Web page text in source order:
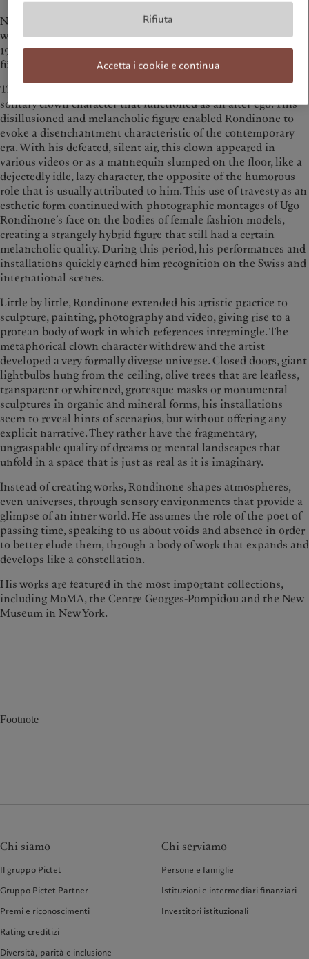
Prix Pictet
Now a New York resident for over ten years, Ugo Rondinone
was born in Brunnen, in the canton of Schwyz, in 1964. From
1986 to 1990 he studied fine arts in Vienna at the Hochschule
für Angewandte Kunst.
The artist then regularly made appearances in the guise of a
solitary clown character that functioned as an alter ego. This
disillusioned and melancholic figure enabled Rondinone to
evoke a disenchantment characteristic of the contemporary
era. With his defeated, silent air, this clown appeared in
various videos or as a mannequin slumped on the floor, like a
dejectedly idle, lazy character, the opposite of the humorous
role that is usually attributed to him. This use of travesty as an
esthetic form continued with photographic montages of Ugo
Rondinone’s face on the bodies of female fashion models,
creating a strangely hybrid figure that still had a certain
melancholic quality. During this period, his performances and
installations quickly earned him recognition on the Swiss and
international scenes.
Little by little, Rondinone extended his artistic practice to
sculpture, painting, photography and video, giving rise to a
protean body of work in which references intermingle. The
metaphorical clown character withdrew and the artist
developed a very formally diverse universe. Closed doors, giant
lightbulbs hung from the ceiling, olive trees that are leafless,
transparent or whitened, grotesque masks or monumental
sculptures in organic and mineral forms, his installations
seem to reveal hints of scenarios, but without offering any
explicit narrative. They rather have the fragmentary,
ungraspable quality of dreams or mental landscapes that
unfold in a space that is just as real as it is imaginary.
Instead of creating works, Rondinone shapes atmospheres,
even universes, through sensory environments that provide a
glimpse of an inner world. He assumes the role of the poet of
passing time, speaking to us about voids and absence in order
to better elude them, through a body of work that expands and
develops like a constellation.
His works are featured in the most important collections,
including MoMA, the Centre Georges-Pompidou and the New
Museum in New York.
Footnote
Chi siamo
Il gruppo Pictet
Gruppo Pictet Partner
Premi e riconoscimenti
Rating creditizi
Diversità, parità e inclusione
Chi serviamo
Persone e famiglie
Istituzioni e intermediari finanziari
Investitori istituzionali
Rifiuta
Accetta i cookie e continua